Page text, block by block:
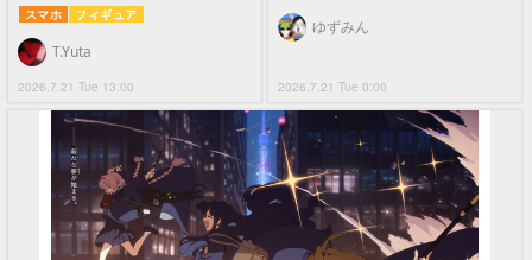
スマホ フィギュア
2026.7.21 Tue 13:00
T.Yuta
2026.7.21 Tue 0:00
ゆずみん